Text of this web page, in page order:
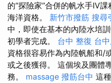
的“探險家”合併的帆水手IV
海洋資格。 新竹市撥筋 搜尋
中，即使在基本的內陸水培
初學者完成。 台中 整復 台
資格很容易作為內陸帆船和/
或之後獲得。 這個埃及團體
務。 massage 撥筋台中 這